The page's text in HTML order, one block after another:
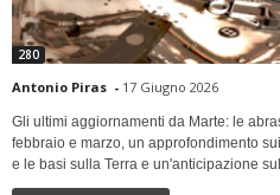
280
Antonio Piras - 17 Giugno 2026
Gli ultimi aggiornamenti da Marte: le
febbraio e marzo, un approfondimento
e le basi sulla Terra e un'anticipazione